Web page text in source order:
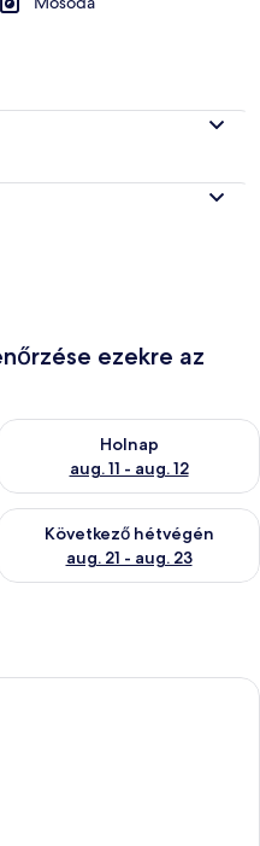
ezekre az
aug. 10 - aug. 11
Holnap
aug. 11 - aug. 12
A holnapi rendelkezésre állás
ellenőrzése: aug. 14 -
Következő hétvégén
aug. 21 - aug. 23
A következő hétvégi
Egy modern szállodai szoba,